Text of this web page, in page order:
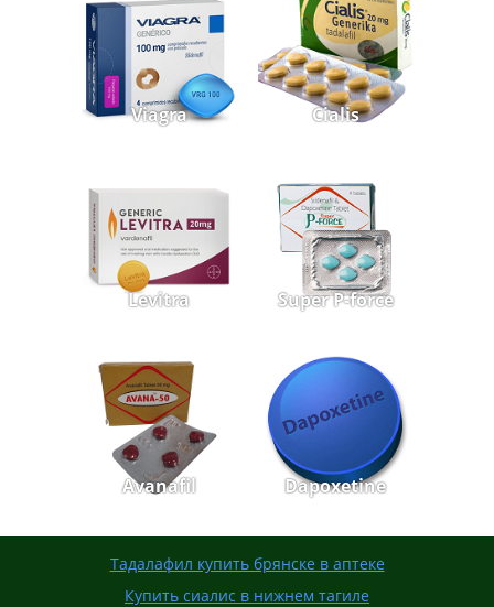
Viagra Cialis
Levitra Super P-force
Avanafil Dapoxetine
Тадалафил купить брянске в аптеке
Купить сиалис в нижнем тагиле